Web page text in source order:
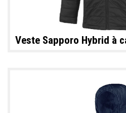
Veste Sapporo Hybrid à